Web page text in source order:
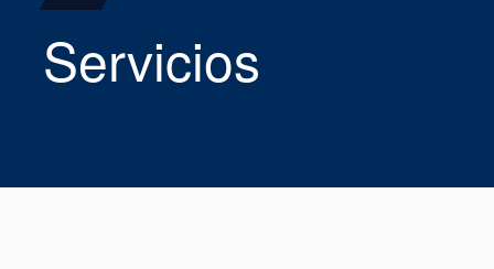
cartucho
Cierres de
Servicios